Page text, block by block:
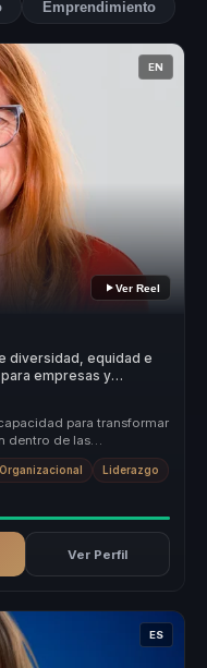
Emprendimiento
EN
Ver Reel
diversidad, equidad e
empresas y
para transformar
dentro de las
Liderazgo
Ver Perfil
ES